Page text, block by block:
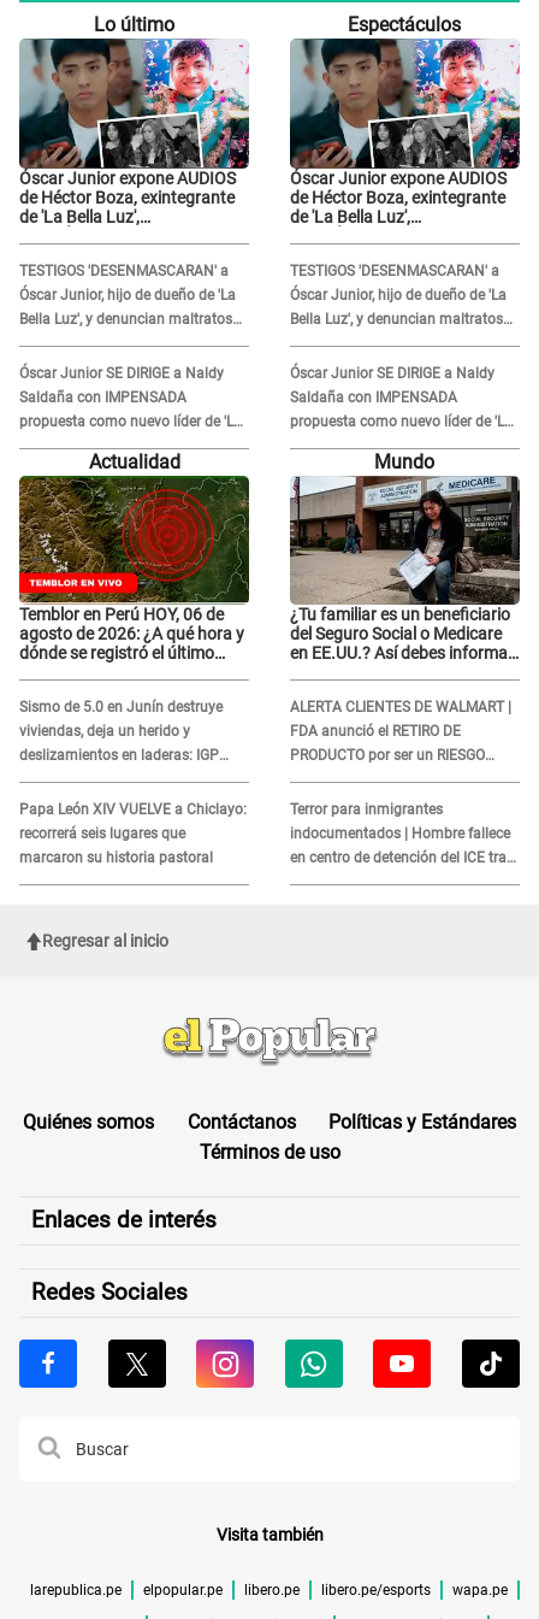
Lo último
Óscar Junior expone AUDIOS
de Héctor Boza, exintegrante
de 'La Bella Luz',
"Grábame..."
TESTIGOS 'DESENMASCARAN' a
Óscar Junior, hijo de dueño de 'La
Bella Luz', y denuncian maltratos
en la orquesta: "Los humilla..."
Óscar Junior SE DIRIGE a Naldy
Saldaña con IMPENSADA
propuesta como nuevo líder de 'La
Bella Luz' tras denuncia: "Otro tipo
Espectáculos
Óscar Junior expone AUDIOS
de Héctor Boza, exintegrante
de 'La Bella Luz',
"Grábame..."
TESTIGOS 'DESENMASCARAN' a
Óscar Junior, hijo de dueño de 'La
Bella Luz', y denuncian maltratos
en la orquesta: "Los humilla..."
Óscar Junior SE DIRIGE a Naldy
Saldaña con IMPENSADA
propuesta como nuevo líder de 'La
Bella Luz' tras denuncia: "Otro tipo
Actualidad
Temblor en Perú HOY, 06 de
agosto de 2026: ¿A qué hora y
dónde se registró el último
Sismo de 5.0 en Junín destruye
viviendas, deja un herido y
deslizamientos en laderas: IGP
alerta sobre posibles réplicas
Papa León XIV VUELVE a Chiclayo:
recorrerá seis lugares que
marcaron su historia pastoral
Mundo
¿Tu familiar es un beneficiario
del Seguro Social o Medicare
en EE.UU.? Así debes informar
ALERTA CLIENTES DE WALMART |
FDA anunció el RETIRO DE
PRODUCTO por ser un RIESGO
MORTAL para consumidores: ¿Cuál
es?
Terror para inmigrantes
indocumentados | Hombre fallece
en centro de detención del ICE tras
sufrir una "emergencia médica"
Regresar al inicio
Quiénes somos Contáctanos
Políticas y Estándares
Términos de uso
Enlaces de interés
Redes Sociales
Visita también
larepublica.pe elpopular.pe libero.pe libero.pe/esports wapa.pe